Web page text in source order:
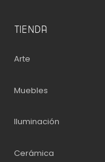
TIENDA
Arte
Muebles
Iluminación
Cerámica